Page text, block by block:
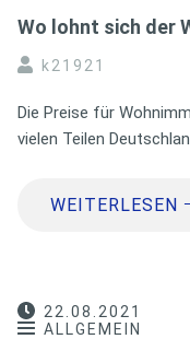
Wo lohnt sich der
k21921
Die Preise für
vielen Teilen
WEITERLESEN
22.08.2021
ALLGEMEIN